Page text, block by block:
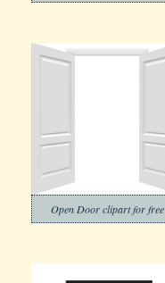
Open Door clipart for free